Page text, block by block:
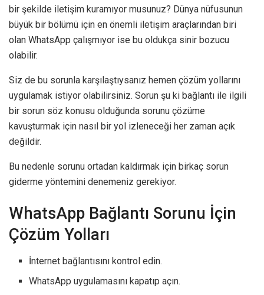
bir şekilde iletişim kuramıyor musunuz? Dünya nüfusunun
büyük bir bölümü için en önemli iletişim araçlarından biri
olan WhatsApp çalışmıyor ise bu oldukça sinir bozucu
olabilir.
Siz de bu sorunla karşılaştıysanız hemen çözüm yollarını
uygulamak istiyor olabilirsiniz. Sorun şu ki bağlantı ile ilgili
bir sorun söz konusu olduğunda sorunu çözüme
kavuşturmak için nasıl bir yol izleneceği her zaman açık
değildir.
Bu nedenle sorunu ortadan kaldırmak için birkaç sorun
giderme yöntemini denemeniz gerekiyor.
WhatsApp Bağlantı Sorunu İçin
Çözüm Yolları
İnternet bağlantısını kontrol edin.
WhatsApp uygulamasını kapatıp açın.